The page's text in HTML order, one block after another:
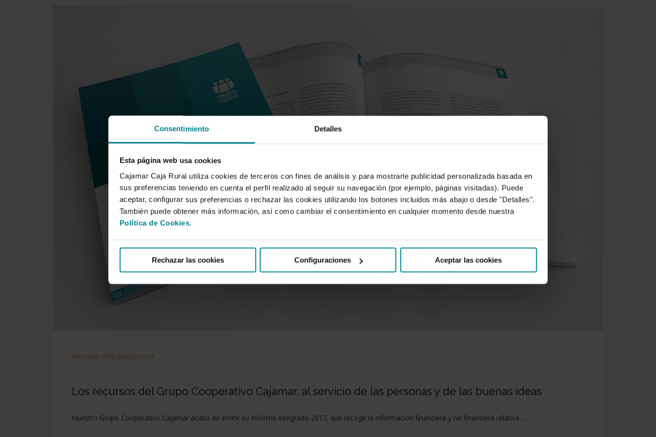
Consentimiento Detalles
Esta página web usa cookies
Cajamar Caja Rural utiliza cookies de terceros con fines de análisis y para mostrarle publicidad personalizada basada en
sus preferencias teniendo en cuenta el perfil realizado al seguir su navegación (por ejemplo, páginas visitadas). Puede
aceptar, configurar sus preferencias o rechazar las cookies utilizando los botones incluidos más abajo o desde "Detalles".
También puede obtener más información, así como cambiar el consentimiento en cualquier momento desde nuestra
Política de Cookies.
Rechazar las cookies Configuraciones Aceptar las cookies
INFORME INTEGRADO 2017
Los recursos del Grupo Cooperativo Cajamar, al servicio de las personas y de las buenas ideas
Nuestro Grupo Cooperativo Cajamar acaba de emitir su Informe Integrado 2017, que recoge la información financiera y no financiera relativa…